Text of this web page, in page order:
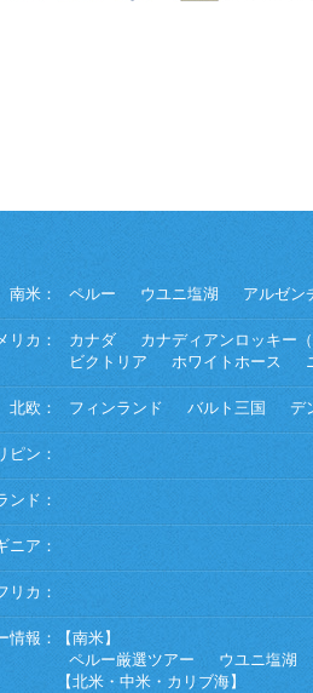
南米： ペルー ウユニ塩湖 アルゼン
リカ： カナダ カナディアンロッキー（
ビクトリア
ホワイトホース
北欧： フィンランド バルト三国 デ
ピン：
ンド：
ニア：
リカ：
情報：
【南米】
ペルー厳選ツアー
ウユニ塩湖
【北米・中米・カリブ海】